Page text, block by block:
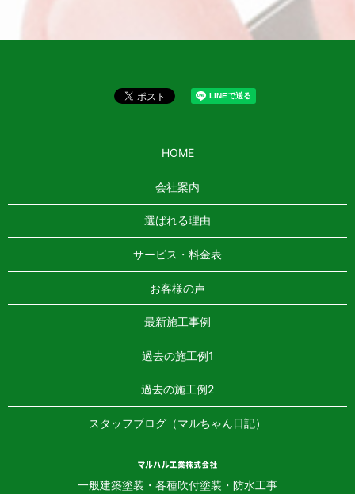
HOME
会社案内
選ばれる理由
サービス・料金表
お客様の声
最新施工事例
過去の施工例1
過去の施工例2
スタッフブログ（マルちゃん日記）
一般建築塗装・各種吹付塗装・防水工事